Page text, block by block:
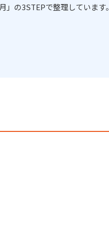
の3STEPで整理しています。